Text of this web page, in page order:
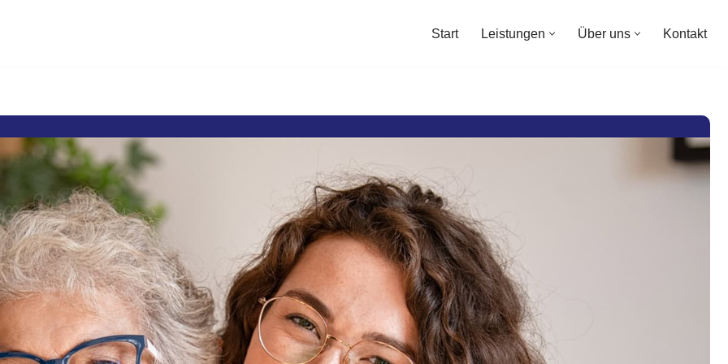
Start Leistungen Über uns Kontakt